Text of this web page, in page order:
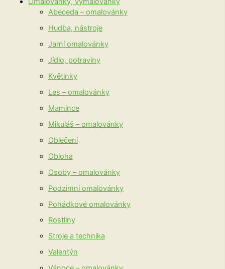
Abeceda – omalovánky
Hudba, nástroje
Jarní omalovánky
Jídlo, potraviny
Květinky
Les – omalovánky
Mamince
Mikuláš – omalovánky
Oblečení
Obloha
Osoby – omalovánky
Podzimní omalovánky
Pohádkové omalovánky
Rostliny
Stroje a technika
Valentýn